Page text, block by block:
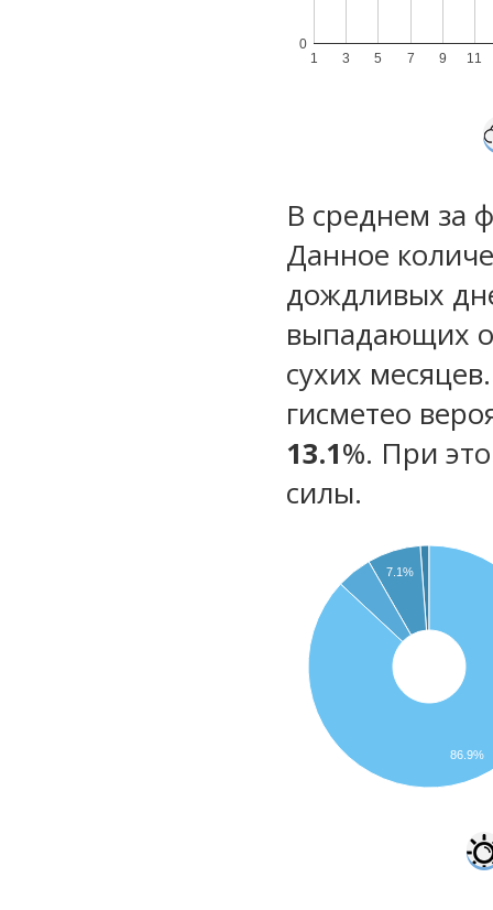
1 3 5 7 9 11
0
В среднем за
Данное
дождливых
выпадающих
сухих
гисметео
13.1%. При
силы.
7.1%
86.9%